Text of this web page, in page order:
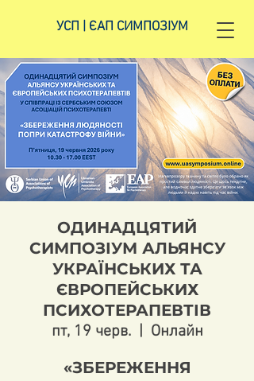
УСП | ЄАП СИМПОЗІУМ
ОДИНАДЦЯТИЙ
СИМПОЗІУМ АЛЬЯНСУ
УКРАЇНСЬКИХ ТА
ЄВРОПЕЙСЬКИХ
ПСИХОТЕРАПЕВТІВ
пт, 19 черв.
  |
Онлайн
«ЗБЕРЕЖЕННЯ